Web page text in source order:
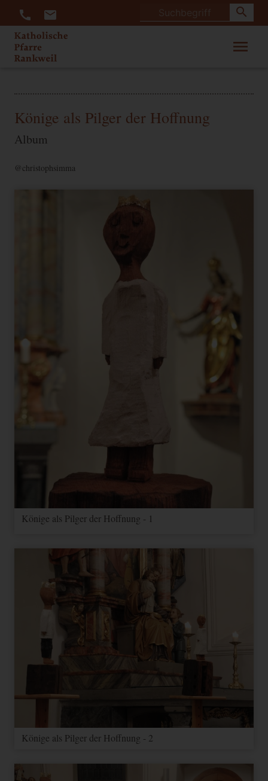
call mail search
menu
Könige als Pilger der Hoffnung
Album
@christophsimma
Könige als Pilger der Hoffnung - 1
Könige als Pilger der Hoffnung - 2